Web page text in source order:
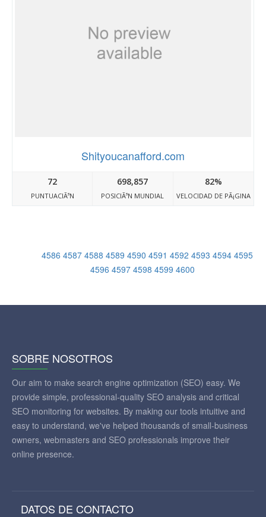
Shityoucanafford.com
72
PUNTUACIÃ³N
698,857
POSICIÃ³N MUNDIAL
82%
VELOCIDAD DE PÃ¡GINA
4586 4587 4588 4589 4590 4591 4592 4593 4594 4595
4596 4597 4598 4599 4600
SOBRE NOSOTROS
Our aim to make search engine optimization (SEO) easy. We
provide simple, professional-quality SEO analysis and critical
SEO monitoring for websites. By making our tools intuitive and
easy to understand, we've helped thousands of small-business
owners, webmasters and SEO professionals improve their
online presence.
DATOS DE CONTACTO